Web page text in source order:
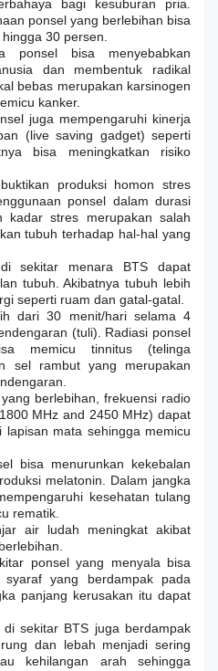
bagi kesuburan pria.
ponsel yang berlebihan bisa
30 persen.
ponsel bisa menyebabkan
dan membentuk radikal
bebas merupakan karsinogen
kanker.
juga mempengaruhi kinerja
(live saving gadget) seperti
bisa meningkatkan risiko
produksi homon stres
ponsel dalam durasi
kadar stres merupakan salah
tubuh terhadap hal-hal yang
sekitar menara BTS dapat
tubuh. Akibatnya tubuh lebih
seperti ruam dan gatal-gatal.
dari 30 menit/hari selama 4
(tuli). Radiasi ponsel
memicu tinnitus (telinga
sel rambut yang merupakan
berlebihan, frekuensi radio
MHz and 2450 MHz) dapat
lapisan mata sehingga memicu
bisa menurunkan kekebalan
melatonin. Dalam jangka
kesehatan tulang
rematik.
air ludah meningkat akibat
ponsel yang menyala bisa
yang berdampak pada
panjang kerusakan itu dapat
sekitar BTS juga berdampak
dan lebah menjadi sering
kehilangan arah sehingga